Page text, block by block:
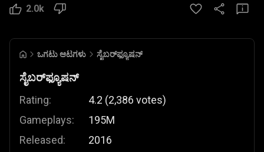
2.0k
ಒಗಟು ಆಟಗಳು ಸೈಬರ್‌ಫ್ಯೂಷನ್
ಸೈಬರ್‌ಫ್ಯೂಷನ್
Rating:
Gameplays:
Released:
4.2 (2,386 votes)
195M
2016